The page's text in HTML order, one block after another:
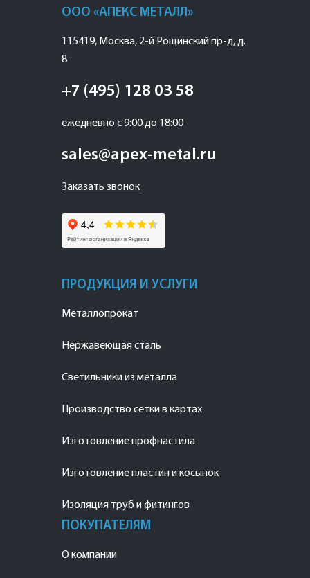
ООО «АПЕКС МЕТАЛЛ»
115419, Москва, 2-й Рощинский пр-д, д.
8
+7 (495) 128 03 58
ежедневно с 9:00 до 18:00
sales@apex-metal.ru
Заказать звонок
ПРОДУКЦИЯ И УСЛУГИ
Металлопрокат
Нержавеющая сталь
Светильники из металла
Производство сетки в картах
Изготовление профнастила
Изготовление пластин и косынок
Изоляция труб и фитингов
ПОКУПАТЕЛЯМ
О компании